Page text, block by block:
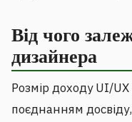
Від чого
дизайнера
Розмір доходу UI/
поєднанням